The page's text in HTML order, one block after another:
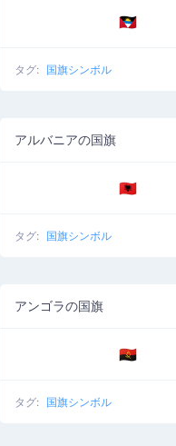
🇦🇬
タグ: 国旗シンボル
アルバニアの国旗
🇦🇱
タグ: 国旗シンボル
アンゴラの国旗
🇦🇴
タグ: 国旗シンボル